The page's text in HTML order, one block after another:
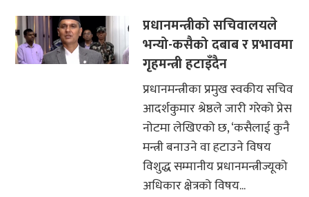
प्रधानमन्त्रीको सचिवालयले
भन्यो-कसैको दबाब र प्रभावमा
गृहमन्त्री हटाइँदैन
प्रधानमन्त्रीका प्रमुख स्वकीय सचिव
आदर्शकुमार श्रेष्ठले जारी गरेको प्रेस
नोटमा लेखिएको छ, ‘कसैलाई कुनै
मन्त्री बनाउने वा हटाउने विषय
विशुद्ध सम्मानीय प्रधानमन्त्रीज्यूको
अधिकार क्षेत्रको विषय...